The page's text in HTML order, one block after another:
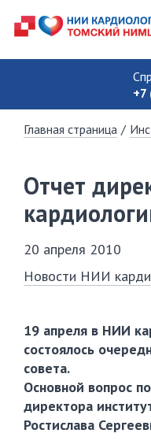
+7
Главная страница /
Отчет
20 апреля 2010
Новости НИИ
19 апреля в НИИ
состоялось
совета.
Основной вопрос
директора
Ростислава